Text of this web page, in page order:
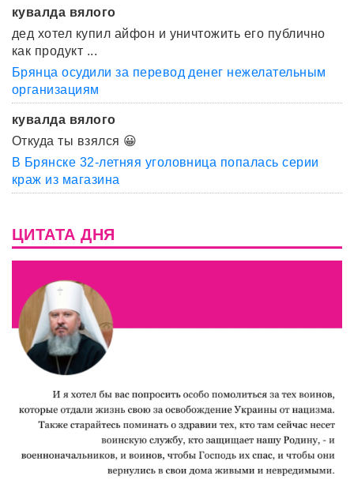
кувалда вялого
дед хотел купил айфон и уничтожить его публично
как продукт ...
Брянца осудили за перевод денег нежелательным
организациям
кувалда вялого
Откуда ты взялся 😀
В Брянске 32-летняя уголовница попалась серии
краж из магазина
ЦИТАТА ДНЯ